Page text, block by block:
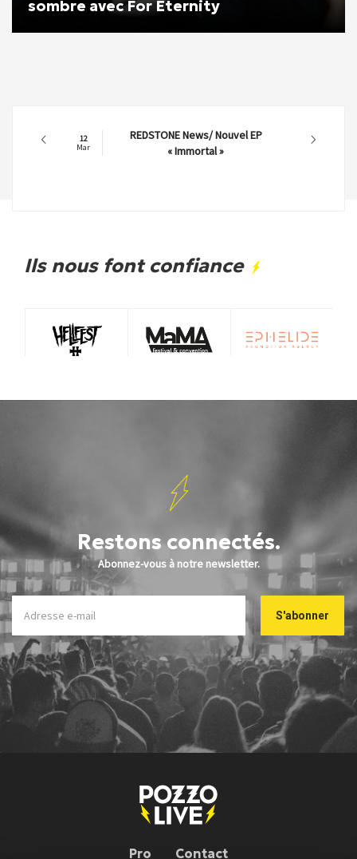
sombre avec For Eternity
12
Mar
REDSTONE News/ Nouvel EP
« Immortal »
Ils nous font confiance
Restons connectés.
Abonnez-vous à notre newsletter.
Pro Contact